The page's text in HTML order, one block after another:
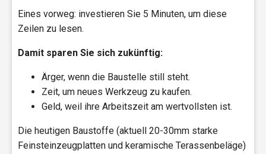
Dosensenker
Fliesenbohrer M14
Fliesenbohrer 6-Kant
Fliesenbearbeitung
Steinsägen
Aktionen
Hilfreiche Beiträge
Eines vorweg: investieren Sie 5 Minuten, um diese
Zeilen zu lesen.
Damit sparen Sie sich zukünftig:
Ärger, wenn die Baustelle still steht.
Zeit, um neues Werkzeug zu kaufen.
Geld, weil ihre Arbeitszeit am wertvollsten ist.
Die heutigen Baustoffe (aktuell 20-30mm starke
Feinsteinzeugplatten und keramische Terassenbeläge)